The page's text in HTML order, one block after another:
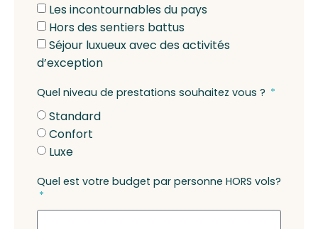
Les incontournables du pays
Hors des sentiers battus
Séjour luxueux avec des activités
d’exception
Quel niveau de prestations souhaitez vous ?
Standard
Confort
Luxe
Quel est votre budget par personne HORS vols?